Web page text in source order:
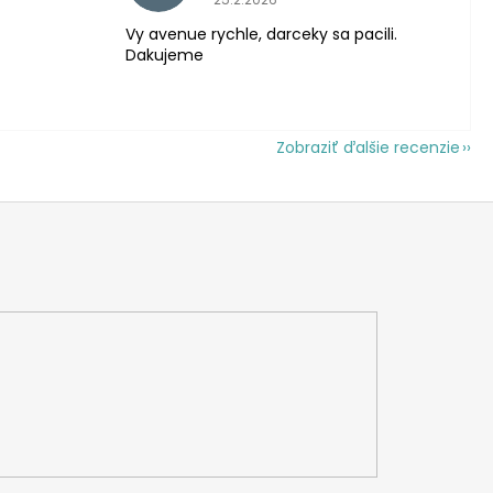
Vy avenue rychle, darceky sa pacili.
Dakujeme
Zobraziť ďalšie recenzie